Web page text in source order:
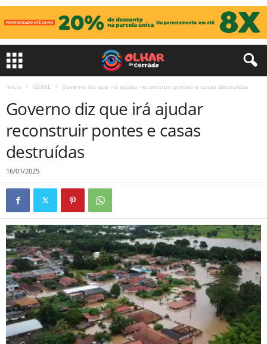
Início GERAL Governo diz que irá ajudar reconstruir pontes e casas destruídas
Governo diz que irá ajudar
reconstruir pontes e casas
destruídas
16/01/2025